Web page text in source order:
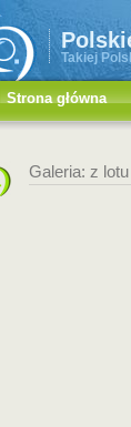
Takiej
Strona główna
Galeria: z